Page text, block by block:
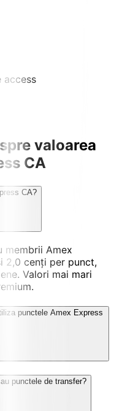
access
valoarea
CA
CA?
membrii Amex
2,0 cenți per punct,
Valori mai mari
punctele Amex Express
punctele de transfer?